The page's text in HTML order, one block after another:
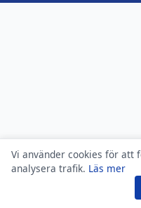
Vi använder cookies för att
analysera trafik. Läs mer